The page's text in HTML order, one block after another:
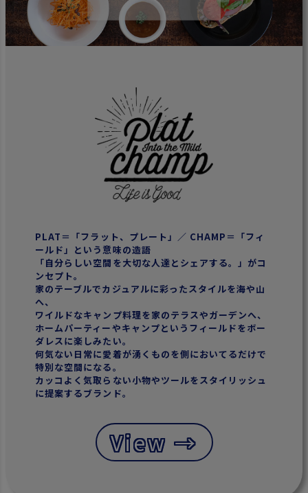
PLAT＝「フラット、プレート」／ CHAMP＝「フィ
ールド」という意味の造語
「自分らしい空間を大切な人達とシェアする。」がコ
ンセプト。
家のテーブルでカジュアルに彩ったスタイルを海や山
へ、
ワイルドなキャンプ料理を家のテラスやガーデンへ、
ホームパーティーやキャンプというフィールドをボー
ダレスに楽しみたい。
何気ない日常に愛着が湧くものを側においてるだけで
特別な空間になる。
カッコよく気取らない小物やツールをスタイリッシュ
に提案するブランド。
View →